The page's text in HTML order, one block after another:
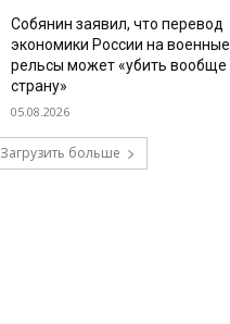
Собянин заявил, что перевод
экономики России на военные
рельсы может «убить вообще
страну»
05.08.2026
Загрузить больше